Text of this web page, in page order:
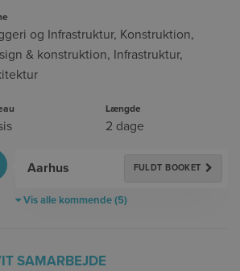
og Infrastruktur, Konstruktion,
& konstruktion, Infrastruktur,
Længde
2 dage
Aarhus FULDT BOOKET
Vis alle kommende (5)
SAMARBEJDE